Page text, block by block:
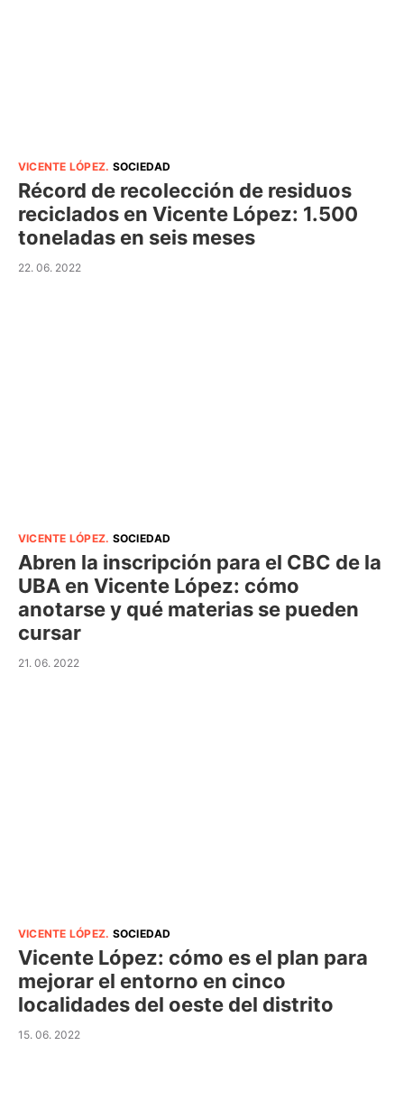
VICENTE LÓPEZ. SOCIEDAD
Récord de recolección de residuos
reciclados en Vicente López: 1.500
toneladas en seis meses
22. 06. 2022
VICENTE LÓPEZ. SOCIEDAD
Abren la inscripción para el CBC de la
UBA en Vicente López: cómo
anotarse y qué materias se pueden
cursar
21. 06. 2022
VICENTE LÓPEZ. SOCIEDAD
Vicente López: cómo es el plan para
mejorar el entorno en cinco
localidades del oeste del distrito
15. 06. 2022